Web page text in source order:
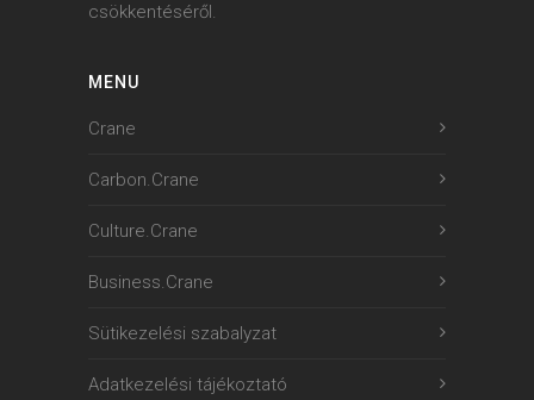
csökkentéséről.
MENU
Crane
Carbon.Crane
Culture.Crane
Business.Crane
Sütikezelési szabalyzat
Adatkezelési tájékoztató